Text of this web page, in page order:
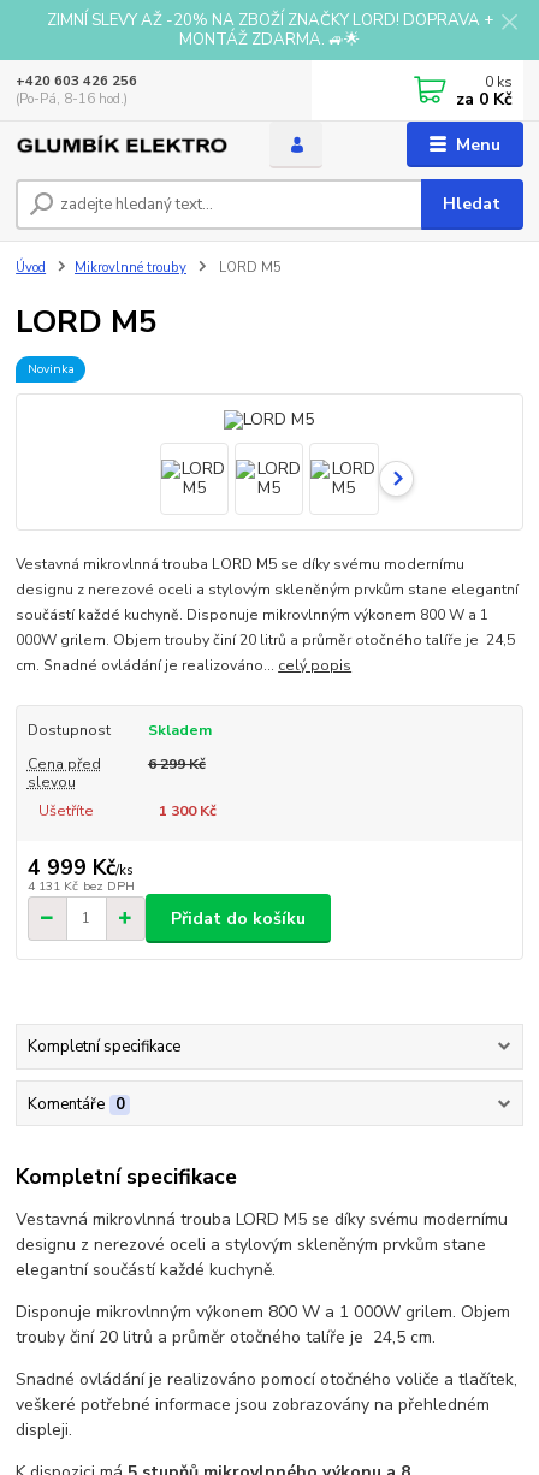
ZIMNÍ SLEVY AŽ -20% NA ZBOŽÍ ZNAČKY LORD! DOPRAVA +
MONTÁŽ ZDARMA. 🚙🌟
Menu
Hledat
+420 603 426 256
(Po-Pá, 8-16 hod.)
0 ks
za 0 Kč
Úvod Mikrovlnné trouby LORD M5
LORD M5
Novinka
Vestavná mikrovlnná trouba LORD M5 se díky svému modernímu
designu z nerezové oceli a stylovým skleněným prvkům stane elegantní
součástí každé kuchyně. Disponuje mikrovlnným výkonem 800 W a 1
000W grilem. Objem trouby činí 20 litrů a průměr otočného talíře je 24,5
cm. Snadné ovládání je realizováno... celý popis
Dostupnost
Skladem
Cena před
slevou
6 299 Kč
Ušetříte 1 300 Kč
4 999 Kč/ks
4 131 Kč bez DPH
Přidat do košíku
Kompletní specifikace
Komentáře 0
Kompletní specifikace
Vestavná mikrovlnná trouba LORD M5 se díky svému modernímu
designu z nerezové oceli a stylovým skleněným prvkům stane
elegantní součástí každé kuchyně.
Disponuje mikrovlnným výkonem 800 W a 1 000W grilem. Objem
trouby činí 20 litrů a průměr otočného talíře je 24,5 cm.
Snadné ovládání je realizováno pomocí otočného voliče a tlačítek,
veškeré potřebné informace jsou zobrazovány na přehledném
displeji.